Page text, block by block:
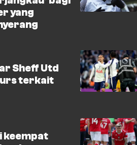
yang
Sheff Utd
terkait
keempat